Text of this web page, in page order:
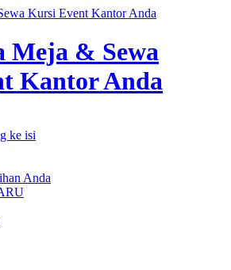
Meja & Sewa
Kantor Anda
ke isi
Anda